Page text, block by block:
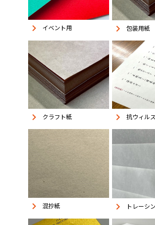
keyboard_arrow_right イベント用 keyboard_arrow_right 包装用紙
keyboard_arrow_right クラフト紙 keyboard_arrow_right 抗ウィル
keyboard_arrow_right 混抄紙 keyboard_arrow_right トレーシ